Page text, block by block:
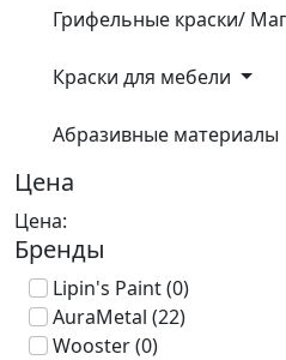
Грифельные краски/
Краски для мебели
Абразивные материалы
Цена
Цена:
Бренды
Lipin's Paint(0)
AuraMetal (22)
Wooster(0)